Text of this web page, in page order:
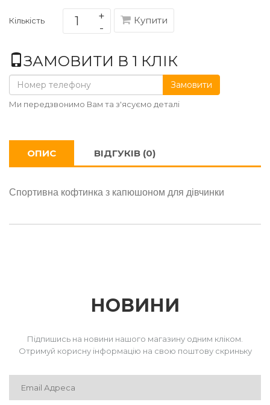
Кількість Купити
ЗАМОВИТИ В 1 КЛІК
Замовити
Ми передзвонимо Вам та з'ясуємо деталі
ОПИС ВІДГУКІВ (0)
Спортивна кофтинка з капюшоном для дівчинки
НОВИНИ
Підпишись на новини нашого магазину одним кліком.
Отримуй корисну інформацію на свою поштову скриньку